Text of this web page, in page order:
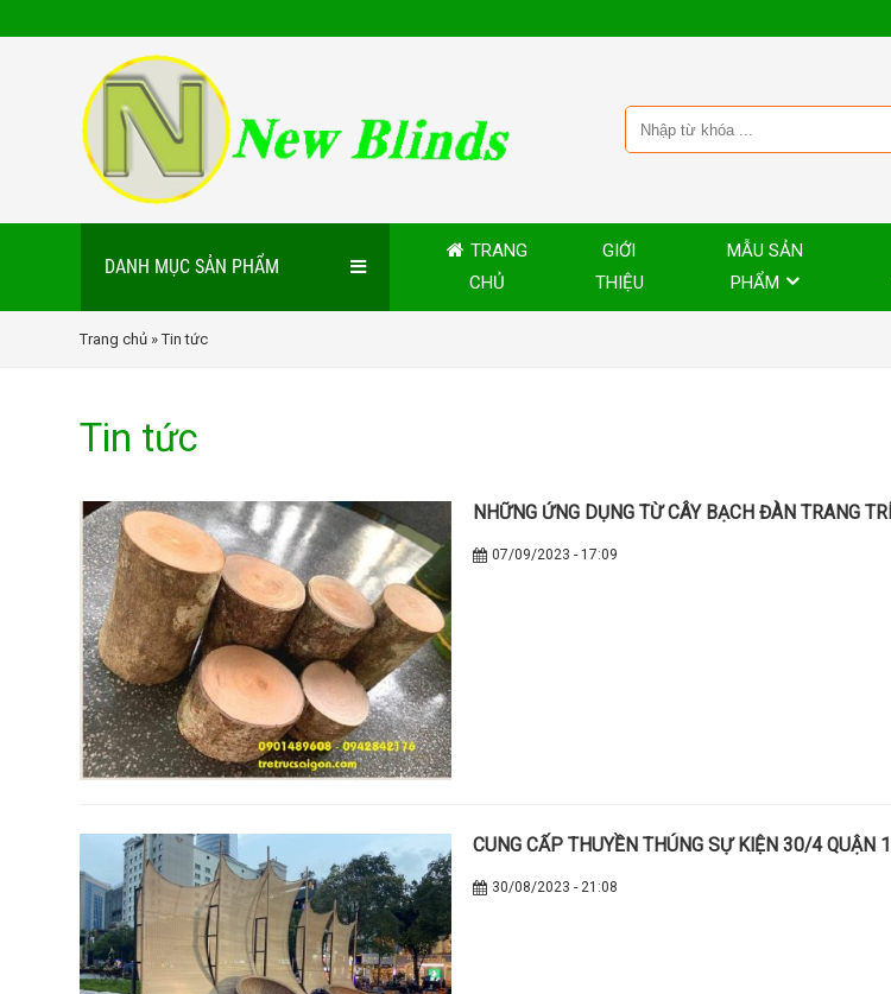
DANH MỤC SẢN PHẨM
TRANG
CHỦ
GIỚI
THIỆU
MẪU SẢN
PHẨM
Trang chủ » Tin tức
Tin tức
NHỮNG ỨNG DỤNG TỪ CÂY BẠCH ĐÀN TRANG TRÍ
07/09/2023 - 17:09
CUNG CẤP THUYỀN THÚNG SỰ KIỆN 30/4 QUẬN 1
30/08/2023 - 21:08